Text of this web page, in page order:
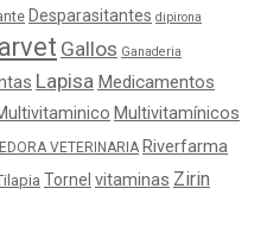
Desparasitantes dipirona
Gallos Ganaderia
Lapisa Medicamentos
Multivitamínicos
VETERINARIA Riverfarma
Tornel vitaminas Zirin